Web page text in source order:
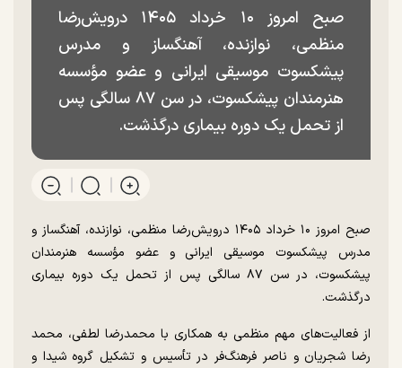
صبح امروز ۱۰ خرداد ۱۴۰۵ درویش‌رضا
منظمی، نوازنده، آهنگساز و مدرس
پیشکسوت موسیقی ایرانی و عضو مؤسسه
هنرمندان پیشکسوت، در سن ۸۷ سالگی پس
از تحمل یک دوره بیماری درگذشت.
صبح امروز ۱۰ خرداد ۱۴۰۵ درویش‌رضا منظمی، نوازنده، آهنگساز و
مدرس پیشکسوت موسیقی ایرانی و عضو مؤسسه هنرمندان
پیشکسوت، در سن ۸۷ سالگی پس از تحمل یک دوره بیماری
درگذشت.
از فعالیت‌های مهم منظمی به همکاری با محمدرضا لطفی، محمد
رضا شجریان و ناصر فرهنگ‌فر در تأسیس و تشکیل گروه شیدا و